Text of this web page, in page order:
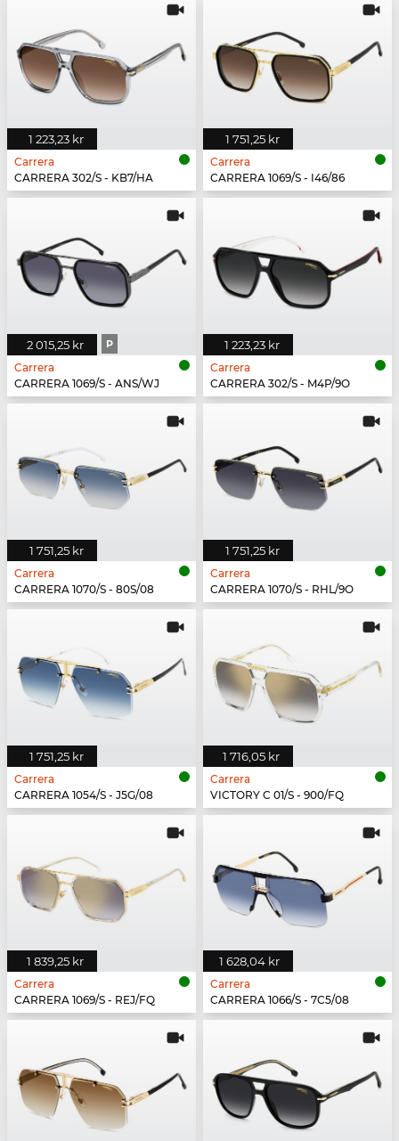
1 223,23 kr
Carrera
CARRERA 302/S - KB7/HA
1 751,25 kr
Carrera
CARRERA 1069/S - I46/86
2 015,25 kr P
Carrera
CARRERA 1069/S - ANS/WJ
1 223,23 kr
Carrera
CARRERA 302/S - M4P/9O
1 751,25 kr
Carrera
CARRERA 1070/S - 80S/08
1 751,25 kr
Carrera
CARRERA 1070/S - RHL/9O
1 751,25 kr
Carrera
CARRERA 1054/S - J5G/08
1 716,05 kr
Carrera
VICTORY C 01/S - 900/FQ
1 839,25 kr
Carrera
CARRERA 1069/S - REJ/FQ
1 628,04 kr
Carrera
CARRERA 1066/S - 7C5/08